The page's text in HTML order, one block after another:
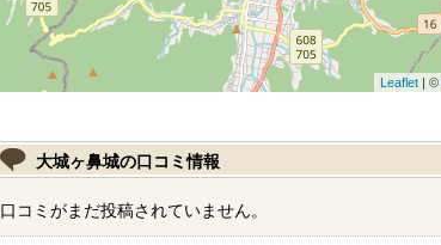
Leaflet| ©
大城ヶ鼻城の口コミ情報
口コミがまだ投稿されていません。